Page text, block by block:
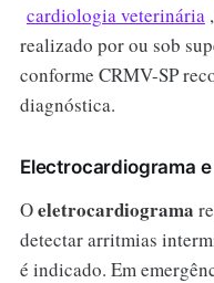
cardiologia veterinária,
realizado por ou sob
conforme CRMV-SP
diagnóstica.
Electrocardiograma
Oeletrocardiograma
detectar arritmias
é indicado. Em